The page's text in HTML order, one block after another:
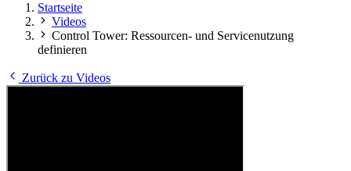
Startseite
Videos
Control Tower: Ressourcen- und Servicenutzung
definieren
Zurück zu Videos